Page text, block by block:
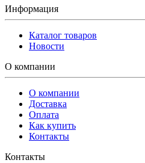
Информация
Каталог товаров
Новости
О компании
О компании
Доставка
Оплата
Как купить
Контакты
Контакты